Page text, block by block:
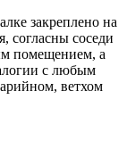
закреплено на
согласны соседи
помещением, а
с любым
ветхом